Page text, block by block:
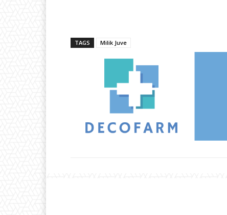
TAGS Milik Juve